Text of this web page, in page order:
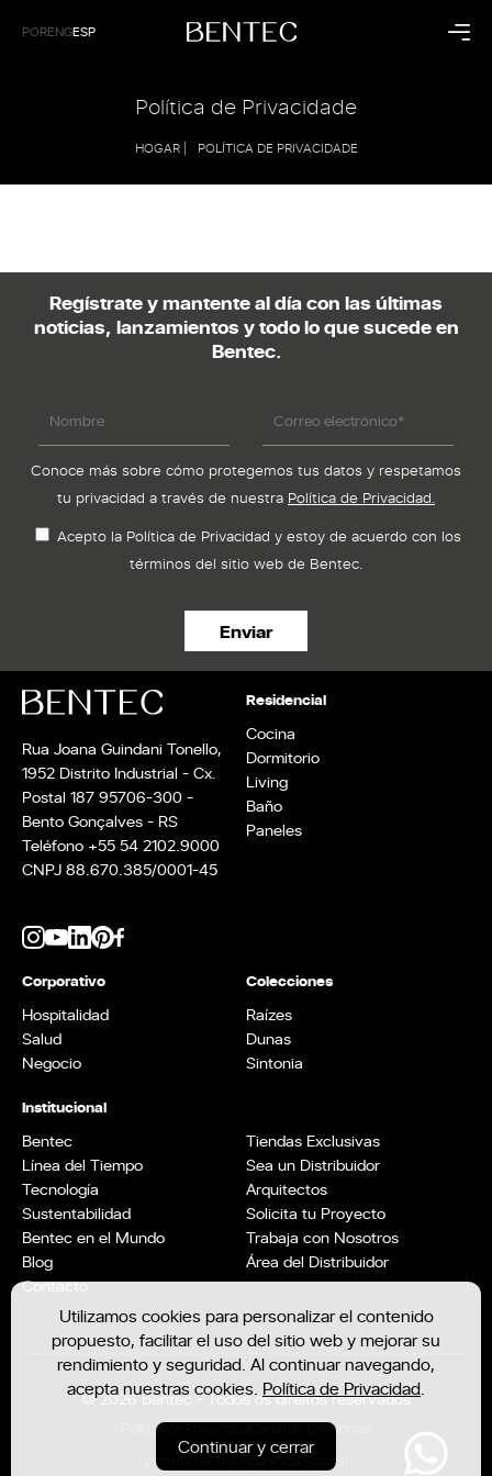
PORENGESP
Corporativo
Salud
Dunas
Sintonia
Línea del Tiempo
Tecnología
Sustentabilidad
Contacto
Tiendas Exclusivas
Arquitectos
Política de Privacidad
Canal de Denuncias
Informe de Transparencia Salarial
Política de Privacidade
HOGAR | POLÍTICA DE PRIVACIDADE
Utilizamos cookies para personalizar el contenido
propuesto, facilitar el uso del sitio web y mejorar su
rendimiento y seguridad. Al continuar navegando,
acepta nuestras cookies. Política de Privacidad.
Continuar y cerrar
Regístrate y mantente al día con las últimas
noticias, lanzamientos y todo lo que sucede en
Bentec.
Conoce más sobre cómo protegemos tus datos y respetamos
tu privacidad a través de nuestra Política de Privacidad.
Acepto la Política de Privacidad y estoy de acuerdo con los
términos del sitio web de Bentec.
Rua Joana Guindani Tonello,
1952 Distrito Industrial - Cx.
Postal 187 95706-300 -
Bento Gonçalves - RS
Teléfono +55 54 2102.9000
CNPJ 88.670.385/0001-45
Residencial
Cocina
Dormitorio
Living
Baño
Paneles
Corporativo
Hospitalidad
Salud
Negocio
Colecciones
Raízes
Dunas
Sintonia
Institucional
Bentec
Línea del Tiempo
Tecnología
Sustentabilidad
Bentec en el Mundo
Blog
Contacto
Tiendas Exclusivas
Sea un Distribuidor
Arquitectos
Solicita tu Proyecto
Trabaja con Nosotros
Área del Distribuidor
© 2026 Bentec - Todos os direitos reservados
Política de PrivacidadCanal de Denuncias
Informe de Transparencia Salarial